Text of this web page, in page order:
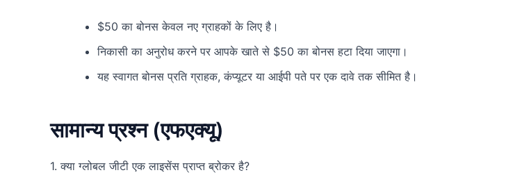
$50 का बोनस केवल नए ग्राहकों के लिए है।
निकासी का अनुरोध करने पर आपके खाते से $50 का बोनस हटा दिया जाएगा।
यह स्वागत बोनस प्रति ग्राहक, कंप्यूटर या आईपी पते पर एक दावे तक सीमित है।
सामान्य प्रश्न (एफएक्यू)
1. क्या ग्लोबल जीटी एक लाइसेंस प्राप्त ब्रोकर है?